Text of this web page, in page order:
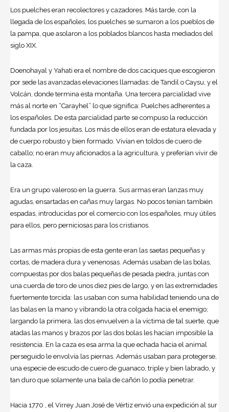
Los puelches eran recolectores y cazadores. Más tarde, con la
llegada de los españoles, los puelches se sumaron a los pueblos de
la pampa, que asolaron a los poblados blancos hasta mediados del
siglo XIX.
Doenohayal y Yahati era el nombre de dos caciques que escogieron
por sede las avanzadas elevaciones llamadas: de Tandil o Caysu, y el
Volcán, donde termina esta montaña. Una tercera parcialidad vive
más al norte en “Carayhel” lo que significa: Puelches adherentes a
los españoles. De esta parcialidad parte se compuso la reducción
fundada por los jesuitas. Los más de ellos eran de estatura elevada y
de cuerpo robusto y bien formado. Vivían en toldos de cuero de
caballo; no eran muy aficionados a la agricultura, y preferían vivir de
la caza.
Era un grupo valeroso en la guerra. Sus armas eran lanzas muy
agudas, ensartadas en cañas muy largas. No pocos tenían también
espadas, introducidas por el comercio con los españoles, muy útiles
para ellos, pero perniciosas para los cristianos.
Las armas más propias de esta gente eran las saetas pequeñas y
cortas, de madera dura y venenosas. Además usaban de las bolas,
compuestas por dos balas pequeñas de pesada piedra, juntas con
una cuerda de toro de unos diez pies de largo, y en las extremidades
fuertemente torcida: las usaban con suma habilidad teniendo una de
las balas en la mano y vibrando la otra colgada hacia el enemigo;
largando la primera, las dos envuelven a la víctima de tal suerte, que
atadas las manos y brazos por las dos bolas les hacían imposible la
resistencia. En la caza es esa arma la que echada hacia el animal
perseguido le envolvía las piernas. Además usaban para protegerse,
una especie de escudo de cuero de guanaco, triple y bien labrado, y
tan duro que solamente una bala de cañón lo podía penetrar.
Hacia 1770 , el Virrey Juan José de Vértiz envió una expedición al sur